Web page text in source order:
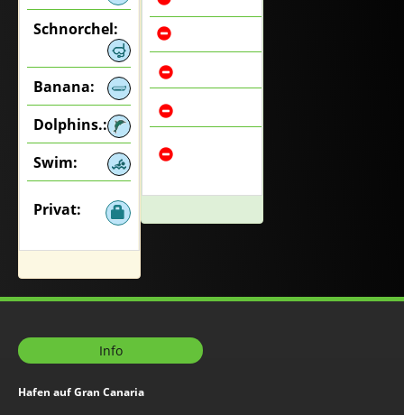
Schnorchel:
Banana:
Dolphins.:
Swim:
Privat:
Info
Hafen auf Gran Canaria